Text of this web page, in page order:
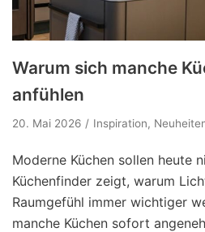
Warum sich manche
anfühlen
20. Mai 2026 Inspiration,
Moderne Küchen sollen heute
Küchenfinder zeigt, warum
Raumgefühl immer wichtiger
manche Küchen sofort